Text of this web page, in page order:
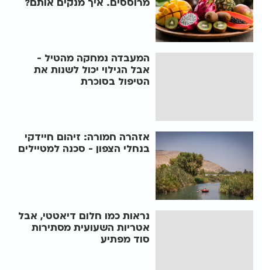
המעבדה נמחקה מהטיל -
אבל הגילוי יכול לשנות את
הטיפול בסוכרת
אזהרה חמורה: זיהום חיידקי
בנחלי הצפון - סכנה למטיילים
נראות כמו חלום דיאטטי, אבל
אטריות השעועית מסתירות
סוד מפתיע